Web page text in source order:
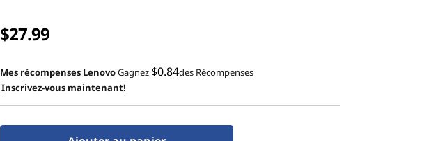
$27.99
Mes récompenses LenovoGagnez $0.84des Récompenses
Inscrivez-vous maintenant!